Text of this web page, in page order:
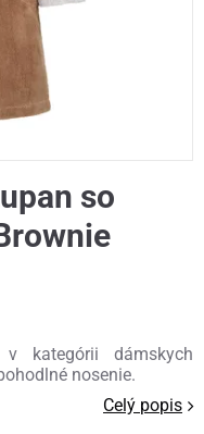
so
kategórii dámskych
nosenie.
Celý popis